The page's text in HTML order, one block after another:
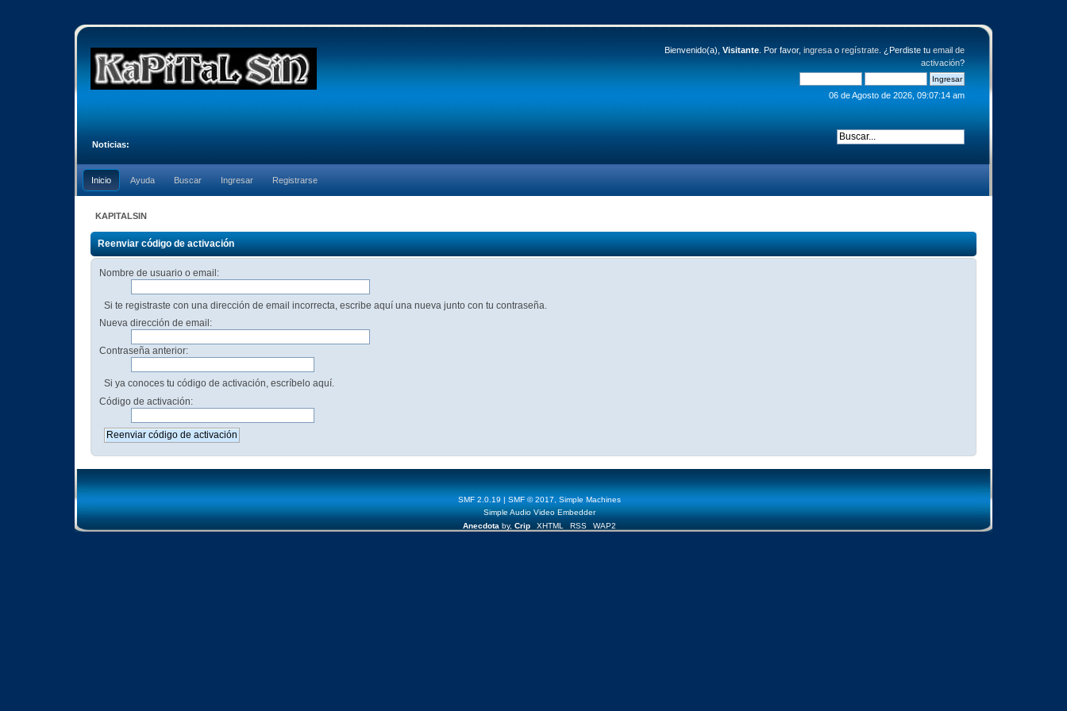
Bienvenido(a), Visitante. Por favor, ingresao regístrate. ¿Perdiste tu email de
activación?
06 de Agosto de 2026, 09:07:14 am
Noticias:
Inicio Ayuda Buscar Ingresar Registrarse
KAPITALSIN
Reenviar código de activación
Nombre de usuario o email:
Si te registraste con una dirección de email incorrecta, escribe aquí una nueva junto con tu contraseña.
Nueva dirección de email:
Contraseña anterior:
Si ya conoces tu código de activación, escríbelo aquí.
Código de activación:
SMF 2.0.19 | SMF © 2017, Simple Machines
Simple Audio Video Embedder
Anecdota by, Crip XHTML RSS WAP2